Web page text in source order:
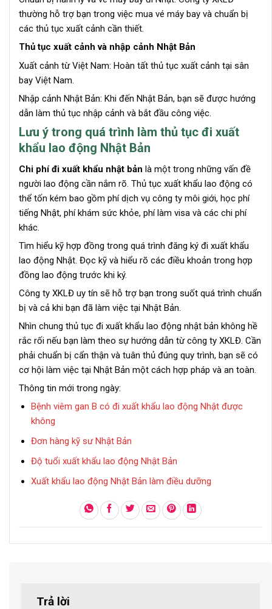
thường hỗ trợ bạn trong việc mua vé máy bay và chuẩn bị
các thủ tục xuất cảnh cần thiết.
Thủ tục xuất cảnh và nhập cảnh Nhật Bản
Xuất cảnh từ Việt Nam: Hoàn tất thủ tục xuất cảnh tại sân
bay Việt Nam.
Nhập cảnh Nhật Bản: Khi đến Nhật Bản, bạn sẽ được hướng
dẫn làm thủ tục nhập cảnh và bắt đầu công việc.
Lưu ý trong quá trình làm thủ tục đi xuất
khẩu lao động Nhật Bản
Chi phí đi xuất khẩu nhật bản là một trong những vấn đề
người lao động cần nắm rõ. Thủ tục xuất khẩu lao động có
thể tốn kém bao gồm phí dịch vụ công ty môi giới, học phí
tiếng Nhật, phí khám sức khỏe, phí làm visa và các chi phí
khác.
Tìm hiểu kỹ hợp đồng trong quá trình đăng ký đi xuất khẩu
lao động Nhật. Đọc kỹ và hiểu rõ các điều khoản trong hợp
đồng lao động trước khi ký.
Công ty XKLĐ uy tín sẽ hỗ trợ bạn trong suốt quá trình chuẩn
bị và cả khi bạn đã làm việc tại Nhật Bản.
Nhìn chung thủ tục đi xuất khẩu lao động nhật bản không hề
rắc rối nếu bạn làm theo sự hướng dẫn từ công ty XKLĐ. Cần
phải chuẩn bị cẩn thận và tuân thủ đúng quy trình, bạn sẽ có
cơ hội làm việc tại Nhật Bản một cách hợp pháp và an toàn.
Thông tin mới trong ngày:
Bệnh viêm gan B có đi xuất khẩu lao động Nhật được
không
Đơn hàng kỹ sư Nhật Bản
Độ tuổi xuất khẩu lao động Nhật Bản
Xuất khẩu lao động Nhật Bản làm điều dưỡng
Trả lời